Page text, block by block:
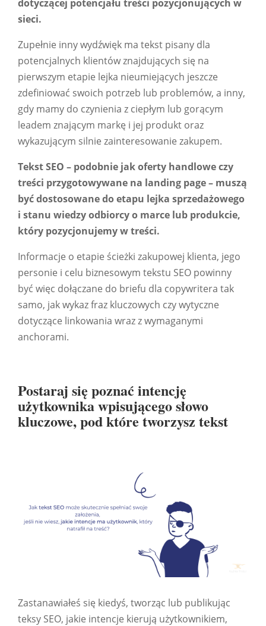
dotyczącej potencjału treści pozycjonujących w
sieci.
Zupełnie inny wydźwięk ma tekst pisany dla
potencjalnych klientów znajdujących się na
pierwszym etapie lejka nieumiejących jeszcze
zdefiniować swoich potrzeb lub problemów, a inny,
gdy mamy do czynienia z ciepłym lub gorącym
leadem znającym markę i jej produkt oraz
wykazującym silnie zainteresowanie zakupem.
Tekst SEO – podobnie jak oferty handlowe czy
treści przygotowywane na landing page – muszą
być dostosowane do etapu lejka sprzedażowego
i stanu wiedzy odbiorcy o marce lub produkcie,
który pozycjonujemy w treści.
Informacje o etapie ścieżki zakupowej klienta, jego
personie i celu biznesowym tekstu SEO powinny
być więc dołączane do briefu dla copywritera tak
samo, jak wykaz fraz kluczowych czy wytyczne
dotyczące linkowania wraz z wymaganymi
anchorami.
Postaraj się poznać intencję
użytkownika wpisującego słowo
kluczowe, pod które tworzysz tekst
Zastanawiałeś się kiedyś, tworząc lub publikując
teksy SEO, jakie intencje kierują użytkownikiem,